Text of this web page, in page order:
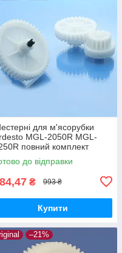
для м'ясорубки
MGL-2050R MGL-
повний комплект
харчовий пластик
до відправки
₴ 993 ₴
Купити
–21%